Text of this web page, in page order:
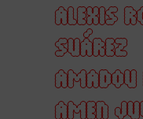
ALEXIS
SUÁREZ
AMADOU
AMEN